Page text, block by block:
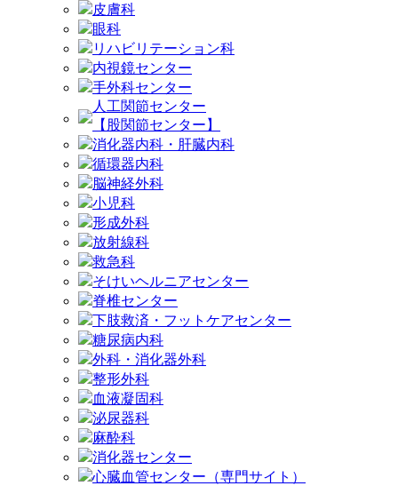
皮膚科
眼科
リハビリテーション科
内視鏡センター
手外科センター
人工関節センター
【股関節センター】
消化器内科・肝臓内科
循環器内科
脳神経外科
小児科
形成外科
放射線科
救急科
そけいヘルニアセンター
脊椎センター
下肢救済・フットケアセンター
糖尿病内科
外科・消化器外科
整形外科
血液凝固科
泌尿器科
麻酔科
消化器センター
心臓血管センター（専門サイト）